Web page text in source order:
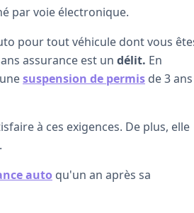
par voie électronique.
pour tout véhicule dont vous
assurance est un délit. En
suspension de permis de 3
à ces exigences. De plus, elle
auto qu'un an après sa